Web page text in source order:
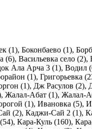
(1), Боконбаево (1),
(6), Васильевка село (2),
Ала Арча 3 (1), Водил
(1), Григорьевка
(1), Дж Расулов (2),
, Жалал-Aбат (1), Жалал-
(1), Ивановка (5),
(2), Каджи-Сай 2 (1),
, Кара-Куль (160),